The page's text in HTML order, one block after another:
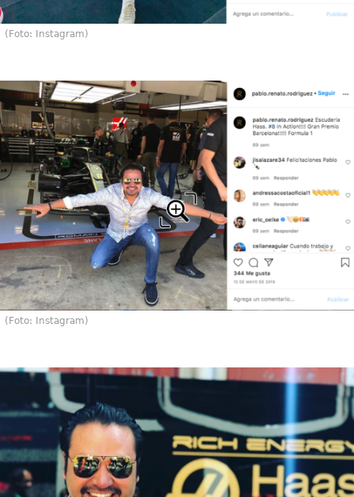
(Foto: Instagram)
(Foto: Instagram)